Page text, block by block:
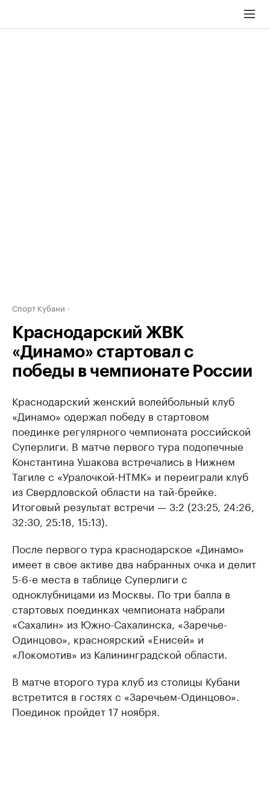
Спорт Кубани
Краснодарский ЖВК
«Динамо» стартовал с
победы в чемпионате России
Краснодарский женский волейбольный клуб
«Динамо» одержал победу в стартовом
поединке регулярного чемпионата российской
Суперлиги. В матче первого тура подопечные
Константина Ушакова встречались в Нижнем
Тагиле с «Уралочкой-НТМК» и переиграли клуб
из Свердловской области на тай-брейке.
Итоговый результат встречи — 3:2 (23:25, 24:26,
32:30, 25:18, 15:13).
После первого тура краснодарское «Динамо»
имеет в свое активе два набранных очка и делит
5-6-е места в таблице Суперлиги с
одноклубницами из Москвы. По три балла в
стартовых поединках чемпионата набрали
«Сахалин» из Южно-Сахалинска, «Заречье-
Одинцово», красноярский «Енисей» и
«Локомотив» из Калининградской области.
В матче второго тура клуб из столицы Кубани
встретится в гостях с «Заречьем-Одинцово».
Поединок пройдет 17 ноября.